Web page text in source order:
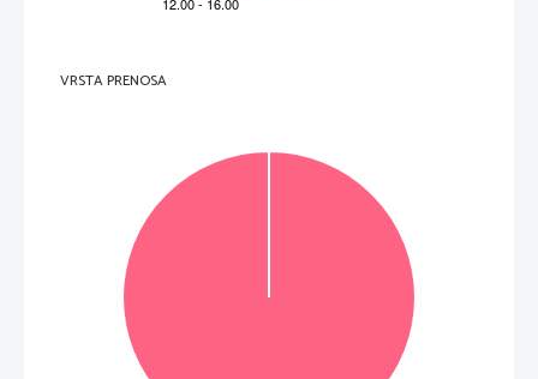
V sivo polje ne pišite
perforiran list
VRSTA PRENOSA